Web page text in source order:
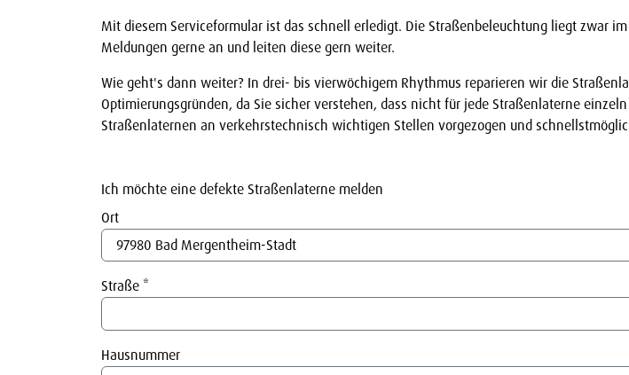
Mit diesem Serviceformular ist das schnell erledigt. Die Straßenbeleuchtung liegt zwar
Meldungen gerne an und leiten diese gern weiter.
Wie geht's dann weiter? In drei- bis vierwöchigem Rhythmus reparieren wir die
Optimierungsgründen, da Sie sicher verstehen, dass nicht für jede Straßenlaterne
Straßenlaternen an verkehrstechnisch wichtigen Stellen vorgezogen und
Ich möchte eine defekte Straßenlaterne melden
Ort
Straße *
Hausnummer